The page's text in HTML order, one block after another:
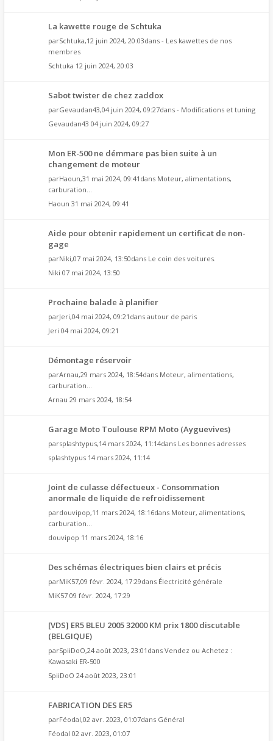
La kawette rouge de Schtuka
parSchtuka,12 juin 2024, 20:03dans - Les kawettes de nos
membres
Schtuka 12 juin 2024, 20:03
Sabot twister de chez zaddox
parGevaudan43,04 juin 2024, 09:27dans - Modifications et tuning
Gevaudan43 04 juin 2024, 09:27
Mon ER-500 ne démmare pas bien suite à un
changement de moteur
parHaoun,31 mai 2024, 09:41dans Moteur, alimentations,
carburation...
Haoun 31 mai 2024, 09:41
Aide pour obtenir rapidement un certificat de non-
gage
parNiki,07 mai 2024, 13:50dans Le coin des voitures.
Niki 07 mai 2024, 13:50
Prochaine balade à planifier
parJeri,04 mai 2024, 09:21dans autour de paris
Jeri 04 mai 2024, 09:21
Démontage réservoir
parArnau,29 mars 2024, 18:54dans Moteur, alimentations,
carburation...
Arnau 29 mars 2024, 18:54
Garage Moto Toulouse RPM Moto (Ayguevives)
parsplashtypus,14 mars 2024, 11:14dans Les bonnes adresses
splashtypus 14 mars 2024, 11:14
Joint de culasse défectueux - Consommation
anormale de liquide de refroidissement
pardouvipop,11 mars 2024, 18:16dans Moteur, alimentations,
carburation...
douvipop 11 mars 2024, 18:16
Des schémas électriques bien clairs et précis
parMiK57,09 févr. 2024, 17:29dans Électricité générale
MiK57 09 févr. 2024, 17:29
[VDS] ER5 BLEU 2005 32000 KM prix 1800 discutable
(BELGIQUE)
parSpiiDoO,24 août 2023, 23:01dans Vendez ou Achetez :
Kawasaki ER-500
SpiiDoO 24 août 2023, 23:01
FABRICATION DES ER5
parFéodal,02 avr. 2023, 01:07dans Général
Féodal 02 avr. 2023, 01:07